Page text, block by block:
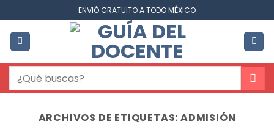
al
contenido
ENVIÓ GRATUITO A TODO MÉXICO
Buscar
por:
ARCHIVOS DE ETIQUETAS: ADMISIÓN